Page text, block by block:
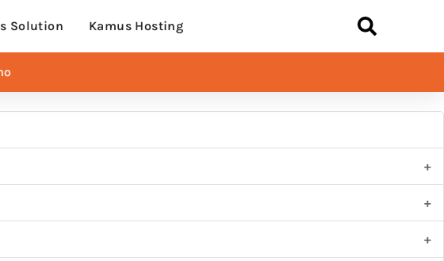
Solution Kamus Hosting